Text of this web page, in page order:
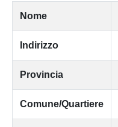
Nome
Indirizzo
Provincia
Comune/Quartiere